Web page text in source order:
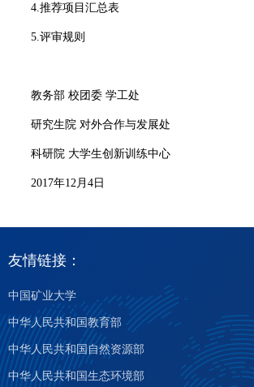
4. 推荐项目汇总表
5. 评审规则
教务部 校团委 学工处
研究生院 对外合作与发展处
科研院 大学生创新训练中心
2017年12 月 4 日
友情链接：
中国矿业大学
中华人民共和国教育部
中华人民共和国自然资源部
中华人民共和国生态环境部